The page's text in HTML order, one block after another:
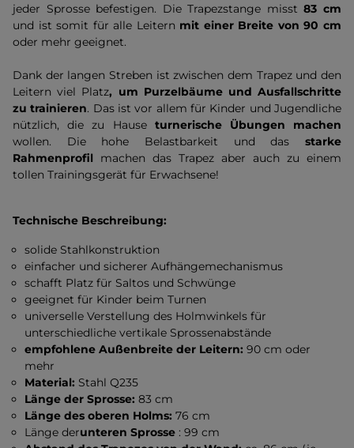
jeder Sprosse befestigen. Die Trapezstange misst83 cm
und ist somit für alle Leitern mit einer Breite von 90 cm
oder mehr geeignet.
Dank der langen Streben ist zwischen dem Trapez und den
Leitern viel Platz, um Purzelbäume und Ausfallschritte
zu trainieren. Das ist vor allem für Kinder und Jugendliche
nützlich, die zu Hause turnerische Übungen machen
wollen. Die hohe Belastbarkeit und das starke
Rahmenprofil machen das Trapez aber auch zu einem
tollen Trainingsgerät für Erwachsene!
Technische Beschreibung:
solide Stahlkonstruktion
einfacher und sicherer Aufhängemechanismus
schafft Platz für Saltos und Schwünge
geeignet für Kinder beim Turnen
universelle Verstellung des Holmwinkels für
unterschiedliche vertikale Sprossenabstände
empfohlene Außenbreite der Leitern: 90 cm oder
mehr
Material: Stahl Q235
Länge der Sprosse: 83 cm
Länge des oberen Holms:76 cm
Länge derunteren Sprosse : 99 cm